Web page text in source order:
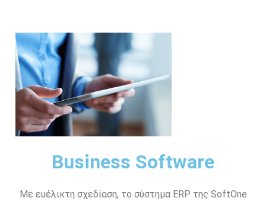
Business Software
Με ευέλικτη σχεδίαση, το σύστημα ERP της SoftOne